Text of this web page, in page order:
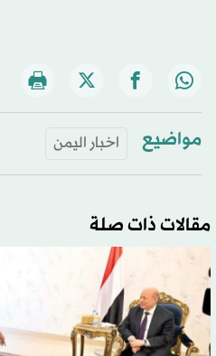
مواضيع اخبار اليمن
مقالات ذات صلة